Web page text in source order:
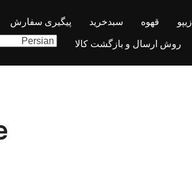
زیپو قهوه سبدخرید پیگیری سفارش
روش ارسال و بازگشت کالا